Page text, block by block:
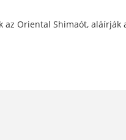
az Oriental Shimaót,